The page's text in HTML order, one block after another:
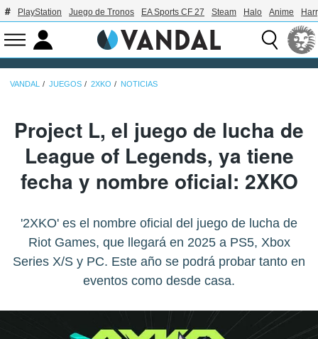
PlayStation Juego de Tronos EA Sports CF 27 Steam Halo Anime
VANDAL JUEGOS 2XKO NOTICIAS
Project L, el juego de lucha de
League of Legends, ya tiene
fecha y nombre oficial: 2XKO
'2XKO' es el nombre oficial del juego de lucha de
Riot Games, que llegará en 2025 a PS5, Xbox
Series X/S y PC. Este año se podrá probar tanto en
eventos como desde casa.